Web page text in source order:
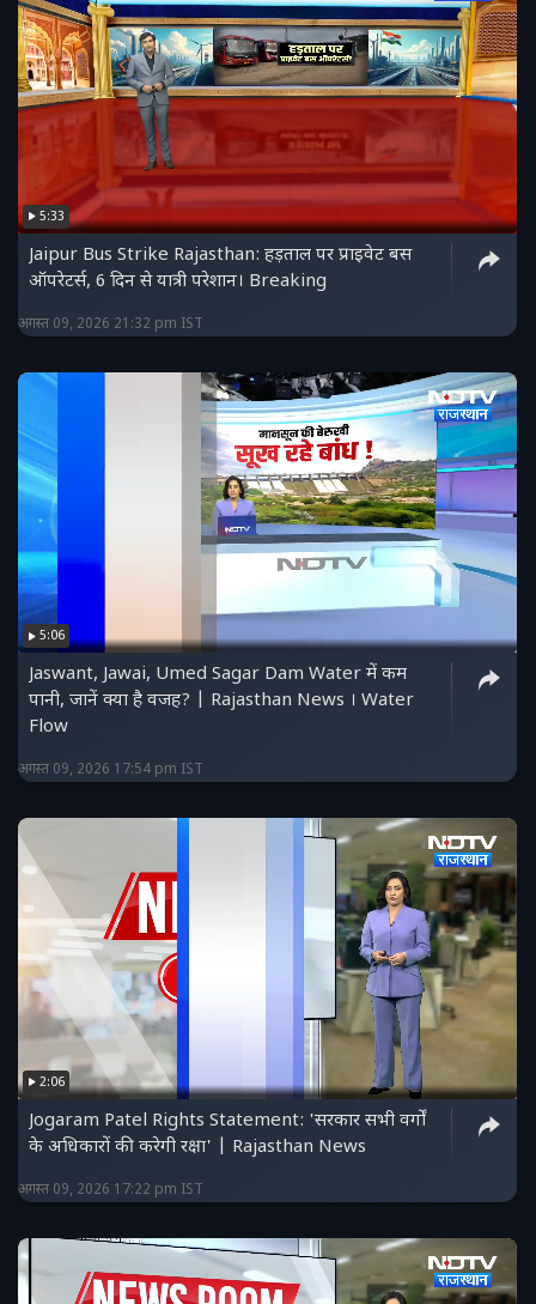
5:33
Jaipur Bus Strike Rajasthan: हड़ताल पर प्राइवेट बस
ऑपरेटर्स, 6 दिन से यात्री परेशान। Breaking
अगस्त 09, 2026 21:32 pm IST
5:06
Jaswant, Jawai, Umed Sagar Dam Water में कम
पानी, जानें क्या है वजह? | Rajasthan News । Water
Flow
अगस्त 09, 2026 17:54 pm IST
2:06
Jogaram Patel Rights Statement: 'सरकार सभी वर्गों
के अधिकारों की करेगी रक्षा' | Rajasthan News
अगस्त 09, 2026 17:22 pm IST